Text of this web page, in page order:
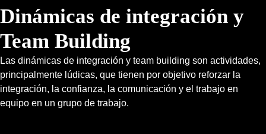
Dinámicas de integración y
Team Building
Las dinámicas de integración y team building son actividades,
principalmente lúdicas, que tienen por objetivo reforzar la
integración, la confianza, la comunicación y el trabajo en
equipo en un grupo de trabajo.